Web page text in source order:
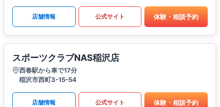
店舗情報 公式サイト 体験・相談予約
スポーツクラブNAS稲沢店
西春駅から車で17分
稲沢市西町3-15-54
店舗情報 公式サイト 体験・相談予約